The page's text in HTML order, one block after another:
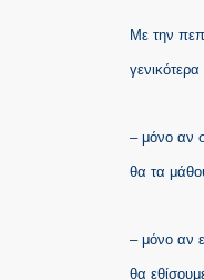
Με την
– μόνο αν
θα τα
– μόνο αν
θα